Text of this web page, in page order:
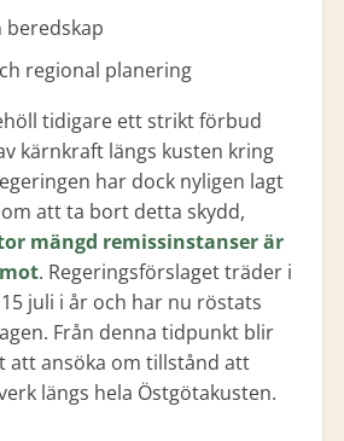
beredskap
regional planering
tidigare ett strikt förbud
kärnkraft längs kusten kring
har dock nyligen lagt
att ta bort detta skydd,
mängd remissinstanser är
. Regeringsförslaget träder i
juli i år och har nu röstats
Från denna tidpunkt blir
att ansöka om tillstånd att
längs hela Östgötakusten.